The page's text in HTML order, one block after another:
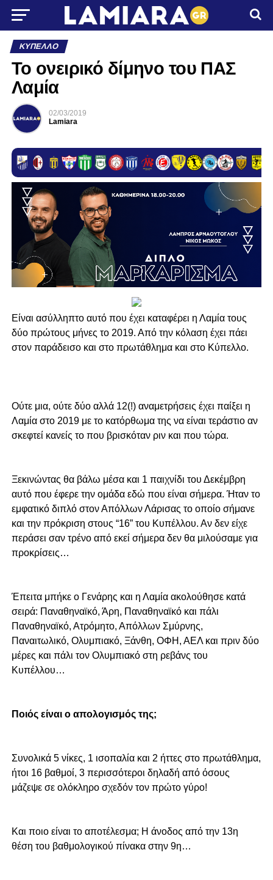
ΚΎΠΕΛΛΟ
Το ονειρικό δίμηνο του ΠΑΣ
Λαμία
02/03/2019
Lamiara
Είναι ασύλληπτο αυτό που έχει καταφέρει η Λαμία τους
δύο πρώτους μήνες το 2019. Από την κόλαση έχει πάει
στον παράδεισο και στο πρωτάθλημα και στο Κύπελλο.
Ούτε μια, ούτε δύο αλλά 12(!) αναμετρήσεις έχει παίξει η
Λαμία στο 2019 με το κατόρθωμα της να είναι τεράστιο αν
σκεφτεί κανείς το που βρισκόταν ριν και που τώρα.
Ξεκινώντας θα βάλω μέσα και 1 παιχνίδι του Δεκέμβρη
αυτό που έφερε την ομάδα εδώ που είναι σήμερα. Ήταν το
εμφατικό διπλό στον Απόλλων Λάρισας το οποίο σήμανε
και την πρόκριση στους “16” του Κυπέλλου. Αν δεν είχε
περάσει σαν τρένο από εκεί σήμερα δεν θα μιλούσαμε για
προκρίσεις…
Έπειτα μπήκε ο Γενάρης και η Λαμία ακολούθησε κατά
σειρά: Παναθηναϊκό, Άρη, Παναθηναϊκό και πάλι
Παναθηναϊκό, Ατρόμητο, Απόλλων Σμύρνης,
Παναιτωλικό, Ολυμπιακό, Ξάνθη, ΟΦΗ, ΑΕΛ και πριν δύο
μέρες και πάλι τον Ολυμπιακό στη ρεβάνς του
Κυπέλλου…
Ποιός είναι ο απολογισμός της;
Συνολικά 5 νίκες, 1 ισοπαλία και 2 ήττες στο πρωτάθλημα,
ήτοι 16 βαθμοί, 3 περισσότεροι δηλαδή από όσους
μάζεψε σε ολόκληρο σχεδόν τον πρώτο γύρο!
Και ποιο είναι το αποτέλεσμα; Η άνοδος από την 13η
θέση του βαθμολογικού πίνακα στην 9η…